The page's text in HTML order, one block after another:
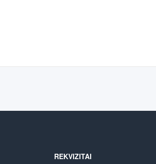
REKVIZITAI